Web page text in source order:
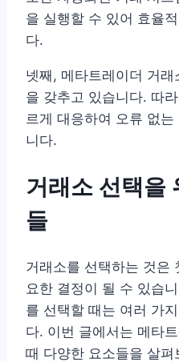
을 실행할 수 있어 효율
다.
넷째, 메타트레이더 거
을 갖추고 있습니다. 따
르게 대응하여 오류 없
니다.
거래소 선택을
들
거래소를 선택하는 것은
요한 결정이 될 수 있습
를 선택할 때는 여러 가
다. 이번 글에서는 메타
때 다양한 요소들을 살